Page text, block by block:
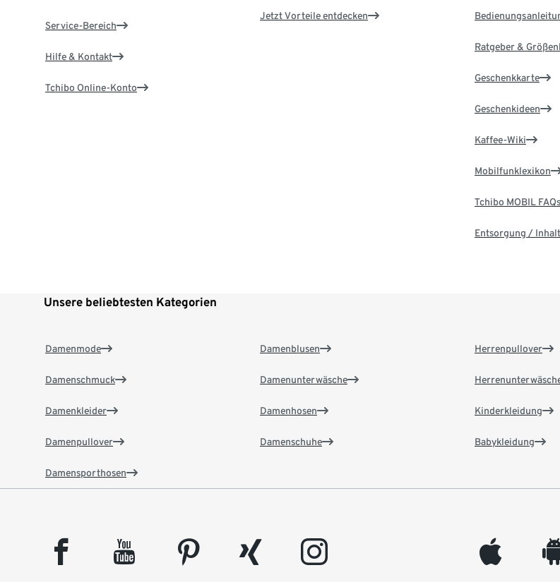
Service-Bereich
Hilfe & Kontakt
Tchibo Online-Konto
Jetzt Vorteile entdecken
Ratgeber &
Geschenkkarte
Geschenkideen
Kaffee-Wiki
Mobilfunklexikon
Tchibo MOBIL FAQs
Entsorgung /
Unsere beliebtesten Kategorien
Damenmode
Damenschmuck
Damenkleider
Damenpullover
Damensporthosen
Damenblusen
Damenunterwäsche
Damenhosen
Damenschuhe
Herrenpullover
Kinderkleidung
Babykleidung
facebook youtube pinterest xing instagram appleinc